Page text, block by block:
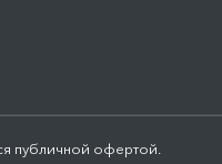
публичной офертой.